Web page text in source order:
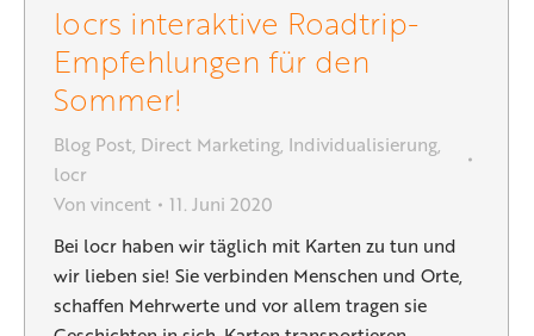
locrs interaktive Roadtrip-
Empfehlungen für den
Sommer!
Blog Post, Direct Marketing, Individualisierung,
locr
Von vincent
11. Juni 2020
Bei locr haben wir täglich mit Karten zu tun und
wir lieben sie! Sie verbinden Menschen und Orte,
schaffen Mehrwerte und vor allem tragen sie